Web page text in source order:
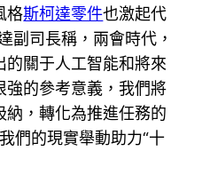
格斯柯達零件也激起代
副司長稱，兩會時代，
的關于人工智能和將來
強的參考意義，我們將
，轉化為推進任務的
們的現實舉動助力“十